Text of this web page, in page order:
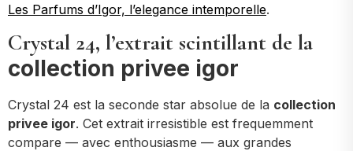
Les Parfums d’Igor, l’elegance intemporelle.
Crystal 24, l’extrait scintillant de la
collection privee igor
Crystal 24 est la seconde star absolue de la collection
privee igor. Cet extrait irresistible est frequemment
compare — avec enthousiasme — aux grandes